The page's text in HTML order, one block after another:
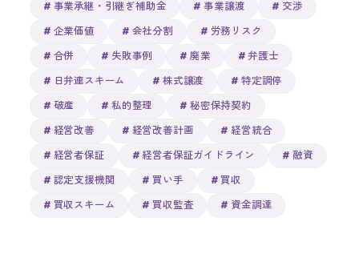
事業承継・引継ぎ補助金
事業譲渡
交渉
企業価値
会社分割
労務リスク
合併
失敗事例 廃業
弁護士
日弁連スキーム
株式譲渡
特定調停
破産
私的整理
秘密保持契約
経営改善
経営改善計画
経営統合
経営者保証
経営者保証ガイドライン
融資
認定支援機関
買い手
買収
買収スキーム
買収監査 資金調達